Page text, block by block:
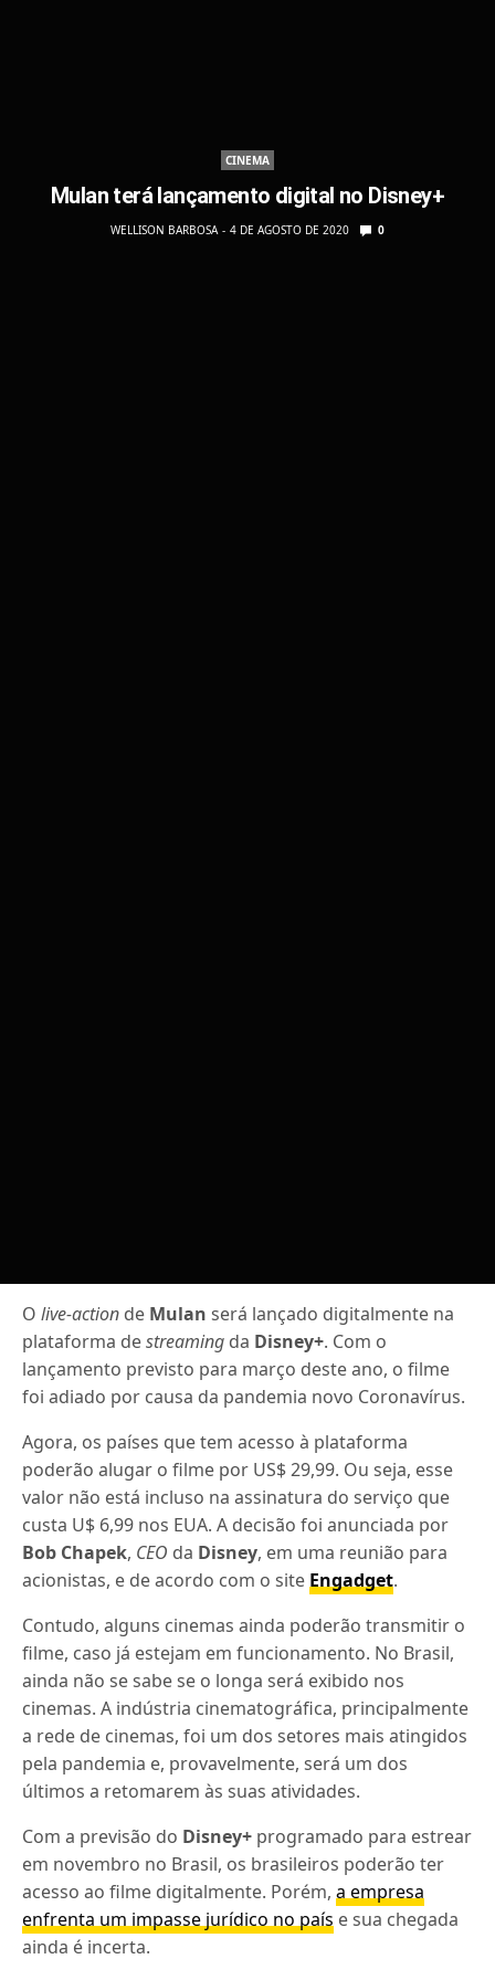
CINEMA
Mulan terá lançamento digital no Disney+
WELLISON BARBOSA 4 DE AGOSTO DE 2020 0
Olive-action de Mulan será lançado digitalmente na
plataforma destreaming da Disney+. Com o
lançamento previsto para março deste ano, o filme
foi adiado por causa da pandemia novo Coronavírus.
Agora, os países que tem acesso à plataforma
poderão alugar o filme por US$ 29,99. Ou seja, esse
valor não está incluso na assinatura do serviço que
custa U$ 6,99 nos EUA. A decisão foi anunciada por
Bob Chapek, CEO da Disney, em uma reunião para
acionistas, e de acordo com o site Engadget.
Contudo, alguns cinemas ainda poderão transmitir o
filme, caso já estejam em funcionamento. No Brasil,
ainda não se sabe se o longa será exibido nos
cinemas. A indústria cinematográfica, principalmente
a rede de cinemas, foi um dos setores mais atingidos
pela pandemia e, provavelmente, será um dos
últimos a retomarem às suas atividades.
Com a previsão do Disney+ programado para estrear
em novembro no Brasil, os brasileiros poderão ter
acesso ao filme digitalmente. Porém,a empresa
enfrenta um impasse jurídico no país e sua chegada
ainda é incerta.